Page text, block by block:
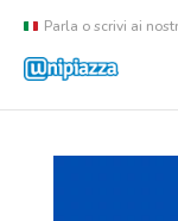
Parla o scrivi ai